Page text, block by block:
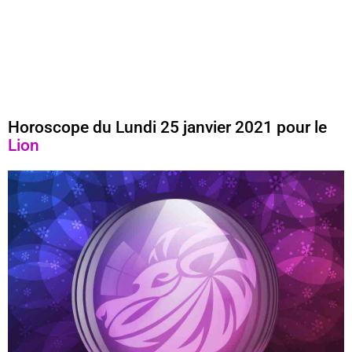
Horoscope du Lundi 25 janvier 2021 pour le
Lion